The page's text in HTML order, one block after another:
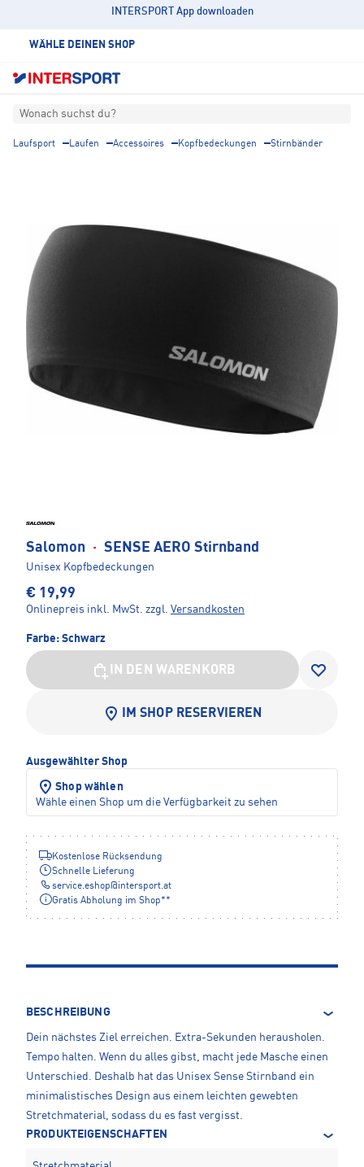
INTERSPORT App downloaden
WÄHLE DEINEN SHOP
Wonach suchst du?
Laufsport Laufen Accessoires Kopfbedeckungen Stirnbänder
Salomon · SENSE AERO Stirnband
Unisex Kopfbedeckungen
€ 19,99
Onlinepreis inkl. MwSt. zzgl. Versandkosten
Farbe: Schwarz
IN DEN WARENKORB
IM SHOP RESERVIEREN
Ausgewählter Shop
Shop wählen
Wähle einen Shop um die Verfügbarkeit zu sehen
Kostenlose Rücksendung
Schnelle Lieferung
service.eshop@intersport.at
Gratis Abholung im Shop**
BESCHREIBUNG
Dein nächstes Ziel erreichen. Extra-Sekunden herausholen.
Tempo halten. Wenn du alles gibst, macht jede Masche einen
Unterschied. Deshalb hat das Unisex Sense Stirnband ein
minimalistisches Design aus einem leichten gewebten
Stretchmaterial, sodass du es fast vergisst.
PRODUKTEIGENSCHAFTEN